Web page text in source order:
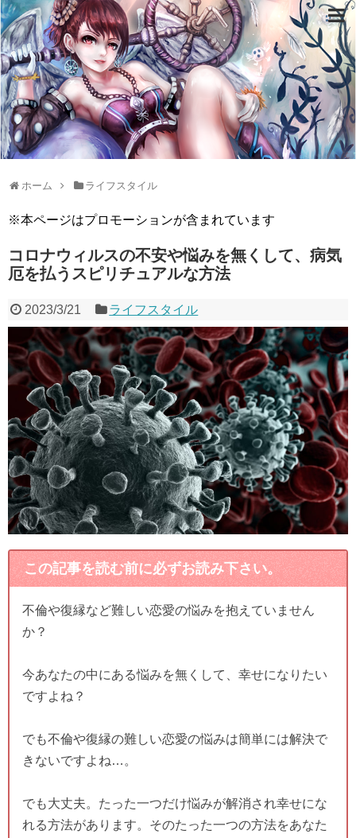
ホーム ライフスタイル
※本ページはプロモーションが含まれています
コロナウィルスの不安や悩みを無くして、病気
厄を払うスピリチュアルな方法
2023/3/21 ライフスタイル
この記事を読む前に必ずお読み下さい。
不倫や復縁など難しい恋愛の悩みを抱えていません
か？
今あなたの中にある悩みを無くして、幸せになりたい
ですよね？
でも不倫や復縁の難しい恋愛の悩みは簡単には解決で
きないですよね…。
でも大丈夫。たった一つだけ悩みが解消され幸せにな
れる方法があります。そのたった一つの方法をあなた